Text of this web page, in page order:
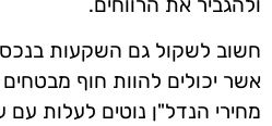
חשוב לשקול גם השקעות
אשר יכולים להוות חוף
מחירי הנדל"ן נוטים לעלות עם